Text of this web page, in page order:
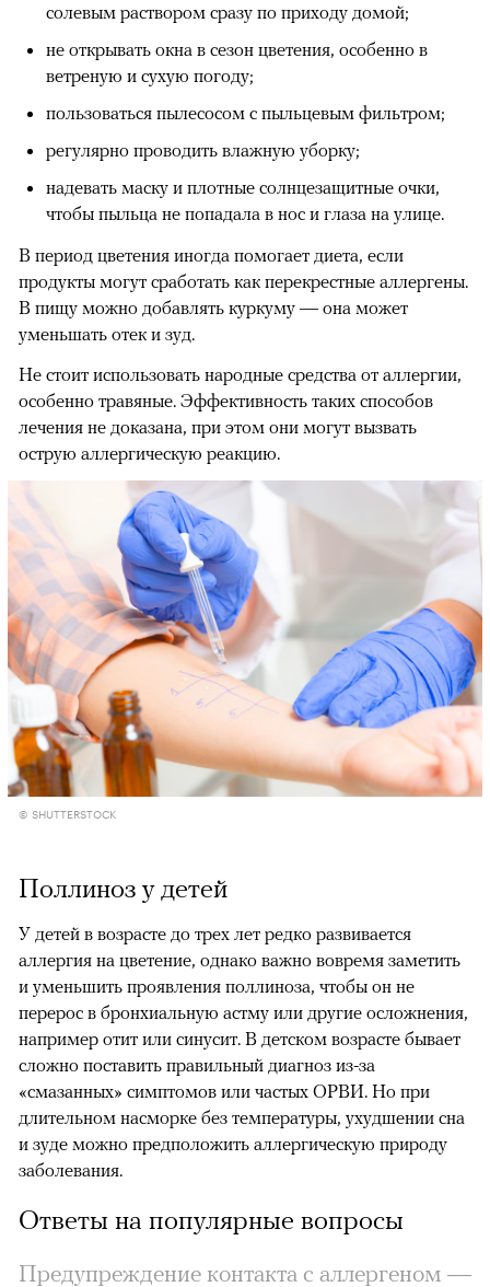
солевым раствором сразу по приходу домой;
не открывать окна в сезон цветения, особенно в
ветреную и сухую погоду;
пользоваться пылесосом с пыльцевым фильтром;
регулярно проводить влажную уборку;
надевать маску и плотные солнцезащитные очки,
чтобы пыльца не попадала в нос и глаза на улице.
В период цветения иногда помогает диета, если
продукты могут сработать как перекрестные аллергены.
В пищу можно добавлять куркуму — она может
уменьшать отек и зуд.
Не стоит использовать народные средства от аллергии,
особенно травяные. Эффективность таких способов
лечения не доказана, при этом они могут вызвать
острую аллергическую реакцию.
© SHUTTERSTOCK
Поллиноз у детей
У детей в возрасте до трех лет редко развивается
аллергия на цветение, однако важно вовремя заметить
и уменьшить проявления поллиноза, чтобы он не
перерос в бронхиальную астму или другие осложнения,
например отит или синусит. В детском возрасте бывает
сложно поставить правильный диагноз из-за
«смазанных» симптомов или частых ОРВИ. Но при
длительном насморке без температуры, ухудшении сна
и зуде можно предположить аллергическую природу
заболевания.
Ответы на популярные вопросы
Предупреждение контакта с аллергеном —